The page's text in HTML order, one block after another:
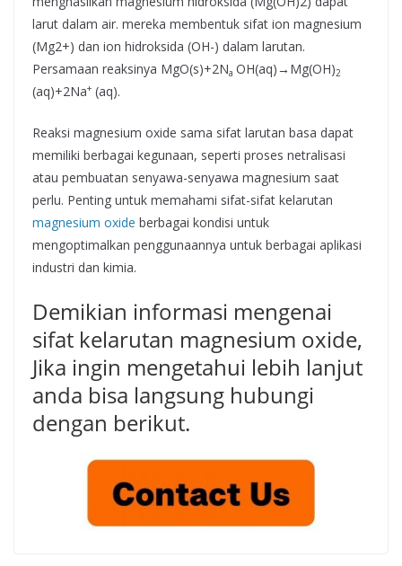
larut dalam air. mereka membentuk sifat ion magnesium
(Mg2+) dan ion hidroksida (OH-) dalam larutan.
Persamaan reaksinya MgO(s)+2Na OH(aq)→Mg(OH)2
(aq)+2Na+ (aq).
Reaksi magnesium oxide sama sifat larutan basa dapat
memiliki berbagai kegunaan, seperti proses netralisasi
atau pembuatan senyawa-senyawa magnesium saat
perlu. Penting untuk memahami sifat-sifat kelarutan
magnesium oxide berbagai kondisi untuk
mengoptimalkan penggunaannya untuk berbagai aplikasi
industri dan kimia.
Demikian informasi mengenai
sifat kelarutan magnesium oxide,
Jika ingin mengetahui lebih lanjut
anda bisa langsung hubungi
dengan berikut.